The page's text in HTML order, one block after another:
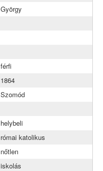
György
férfi
1864
Szomód
helybeli
római katolikus
nőtlen
iskolás